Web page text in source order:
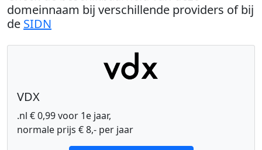
domeinnaam bij verschillende providers of bij
de SIDN
VDX
.nl € 0,99 voor 1e jaar,
normale prijs € 8,- per jaar